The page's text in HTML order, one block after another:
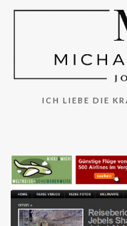
ICH LIEBE DIE